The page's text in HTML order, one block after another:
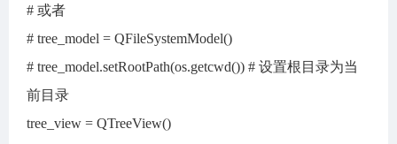
# 或者
# tree_model = QFileSystemModel()
# tree_model.setRootPath(os.getcwd()) # 设置根目录为当
前目录
tree_view = QTreeView()